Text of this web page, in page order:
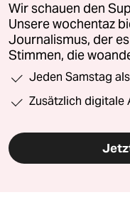
Wir schauen den
Unsere wochentaz
Journalismus, der
Stimmen, die
Jeden Samstag
Zusätzlich digitale